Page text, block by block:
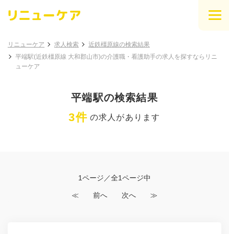
リニューケア 求人検索
近鉄橿原線の検索結果
平端駅(近鉄橿原線 大和郡山市)の介護職・看護助手の求人を探すならリニ
ューケア
平端駅の検索結果
3件 の求人があります
1ページ／全1ページ中
≪ 前へ 次へ ≫